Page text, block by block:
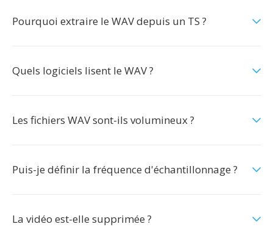
Pourquoi extraire le WAV depuis un TS ?
Quels logiciels lisent le WAV ?
Les fichiers WAV sont-ils volumineux ?
Puis-je définir la fréquence d'échantillonnage ?
La vidéo est-elle supprimée ?